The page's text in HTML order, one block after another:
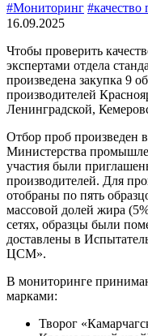
#Мониторинг
16.09.2025
Чтобы проверить
экспертами отдела
произведена закупка 9
производителей
Ленинградской,
Отбор проб произведен
Министерства
участия были
производителей. Для
отобраны по пять
массовой долей жира
сетях, образцы были
доставлены в
ЦСМ».
В мониторинге
марками:
Творог